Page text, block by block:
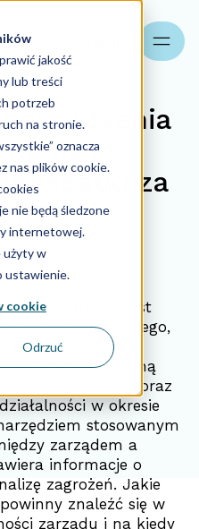
jakość
lub treści
potrzeb
na stronie.
oznacza
nas plików cookie.
nie będą śledzone
internetowej.
użyty w
ustawienie.
cookie
Odrzuć
z
za
zarządu jest
finansowego,
dokument.
i ocenia aktualną
jednostki oraz
w okresie
stosowanym
zarządem a
informacje o
zagrożeń. Jakie
znaleźć się w
zarządu i na kiedy